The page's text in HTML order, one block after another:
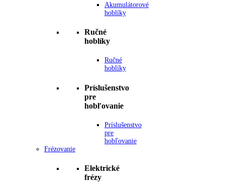
Akumulátorové
hoblíky
Ručné
hoblíky
Ručné
hoblíky
Príslušenstvo
pre
hobľovanie
Príslušenstvo
pre
hobľovanie
Frézovanie
Elektrické
frézy